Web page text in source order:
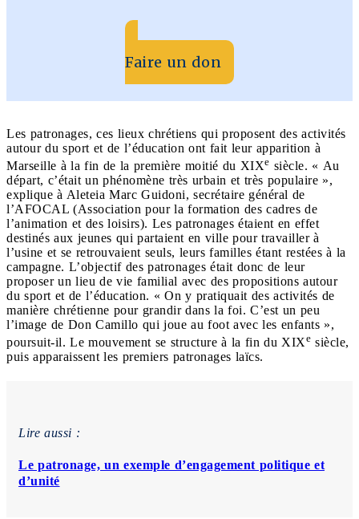
Faire un don
Les patronages, ces lieux chrétiens qui proposent des activités
autour du sport et de l’éducation ont fait leur apparition à
Marseille à la fin de la première moitié du XIXe siècle. « Au
départ, c’était un phénomène très urbain et très populaire »,
explique à Aleteia Marc Guidoni, secrétaire général de
l’AFOCAL (Association pour la formation des cadres de
l’animation et des loisirs). Les patronages étaient en effet
destinés aux jeunes qui partaient en ville pour travailler à
l’usine et se retrouvaient seuls, leurs familles étant restées à la
campagne. L’objectif des patronages était donc de leur
proposer un lieu de vie familial avec des propositions autour
du sport et de l’éducation. « On y pratiquait des activités de
manière chrétienne pour grandir dans la foi. C’est un peu
l’image de Don Camillo qui joue au foot avec les enfants »,
poursuit-il. Le mouvement se structure à la fin du XIXe siècle,
puis apparaissent les premiers patronages laïcs.
Lire aussi :
Le patronage, un exemple d’engagement politique et
d’unité